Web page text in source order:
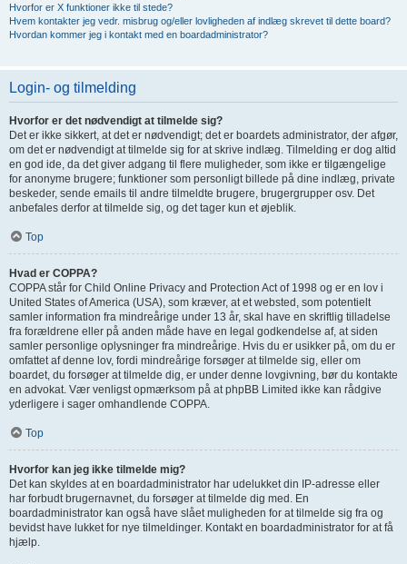
Hvorfor er X funktioner ikke til stede?
Hvem kontakter jeg vedr. misbrug og/eller lovligheden af indlæg skrevet til dette board?
Hvordan kommer jeg i kontakt med en boardadministrator?
Login- og tilmelding
Hvorfor er det nødvendigt at tilmelde sig?
Det er ikke sikkert, at det er nødvendigt; det er boardets administrator, der afgør,
om det er nødvendigt at tilmelde sig for at skrive indlæg. Tilmelding er dog altid
en god ide, da det giver adgang til flere muligheder, som ikke er tilgængelige
for anonyme brugere; funktioner som personligt billede på dine indlæg, private
beskeder, sende emails til andre tilmeldte brugere, brugergrupper osv. Det
anbefales derfor at tilmelde sig, og det tager kun et øjeblik.
Top
Hvad er COPPA?
COPPA står for Child Online Privacy and Protection Act of 1998 og er en lov i
United States of America (USA), som kræver, at et websted, som potentielt
samler information fra mindreårige under 13 år, skal have en skriftlig tilladelse
fra forældrene eller på anden måde have en legal godkendelse af, at siden
samler personlige oplysninger fra mindreårige. Hvis du er usikker på, om du er
omfattet af denne lov, fordi mindreårige forsøger at tilmelde sig, eller om
boardet, du forsøger at tilmelde dig, er under denne lovgivning, bør du kontakte
en advokat. Vær venligst opmærksom på at phpBB Limited ikke kan rådgive
yderligere i sager omhandlende COPPA.
Top
Hvorfor kan jeg ikke tilmelde mig?
Det kan skyldes at en boardadministrator har udelukket din IP-adresse eller
har forbudt brugernavnet, du forsøger at tilmelde dig med. En
boardadministrator kan også have slået muligheden for at tilmelde sig fra og
bevidst have lukket for nye tilmeldinger. Kontakt en boardadministrator for at få
hjælp.